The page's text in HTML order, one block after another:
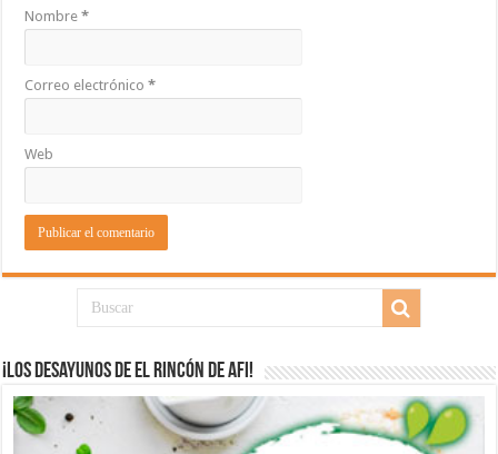
Nombre*
Correo electrónico*
Web
¡Los desayunos de El Rincón de Afi!